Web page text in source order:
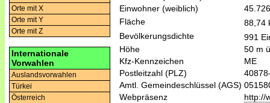
Orte mit X
Orte mit Y
Orte mit Z
Internationale
Vorwahlen
Auslandsvorwahlen
Türkei
Österreich
Einwohner (weiblich)
45.726
Fläche
88,74
Bevölkerungsdichte
991
Höhe
50 m
Kfz-Kennzeichen
ME
Postleitzahl (PLZ)
Amtl. Gemeindeschlüssel (AGS)
Webpräsenz
http://